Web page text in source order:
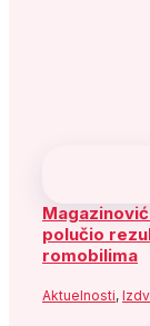
polučio
romobilima
Aktuelnosti,